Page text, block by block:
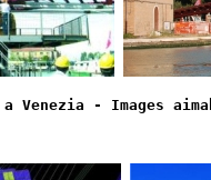
Venezia - Images